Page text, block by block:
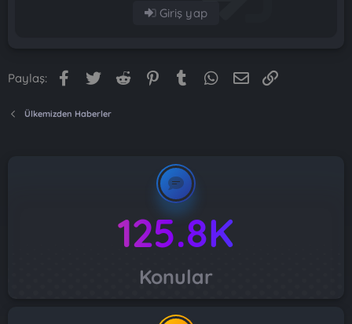
Giriş yap
Paylaş: Facebook
Twitter Reddit PinterestTumblr WhatsApp
E-posta
Ülkemizden Haberler
125.8K
Konular